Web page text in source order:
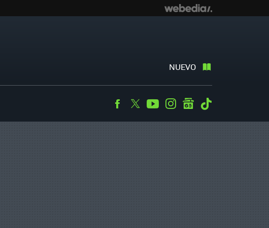
NUEVO
Facebook
TwitterYoutubeInstagramgooglenews